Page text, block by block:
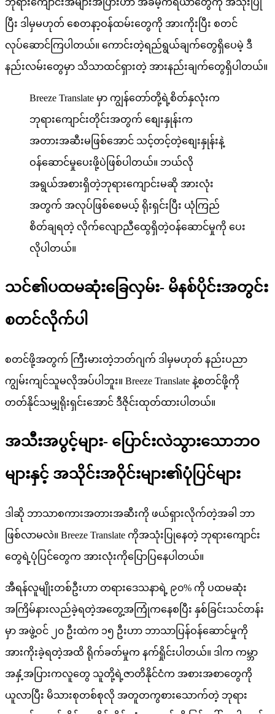
ပြီး ဒါမှမဟုတ် စေတနာ့ဝန်ထမ်းတွေကို အားကိုးပြီး စတင်
လုပ်ဆောင်ကြပါတယ်။ ကောင်းတဲ့ရည်ရွယ်ချက်တွေရှိပေမဲ့ ဒီ
နည်းလမ်းတွေမှာ သိသာထင်ရှားတဲ့ အားနည်းချက်တွေရှိပါတယ်။
Breeze Translate မှာ ကျွန်တော်တို့ရဲ့စိတ်နှလုံးက
ဘုရားကျောင်းတိုင်းအတွက် စျေးနှုန်းက
အတားအဆီးမဖြစ်အောင် သင့်တင့်တဲ့စျေးနှုန်းနဲ့
ဝန်ဆောင်မှုပေးဖို့ပဲဖြစ်ပါတယ်။ ဘယ်လို
အရွယ်အစားရှိတဲ့ဘုရားကျောင်းမဆို အားလုံး
အတွက် အလုပ်ဖြစ်စေမယ့် ရိုးရှင်းပြီး ယုံကြည်
စိတ်ချရတဲ့ လိုက်လျောညီထွေရှိတဲ့ဝန်ဆောင်မှုကို ပေး
လိုပါတယ်။
သင်၏ပထမဆုံးခြေလှမ်း- မိနစ်ပိုင်းအတွင်း
စတင်လိုက်ပါ
စတင်ဖို့အတွက် ကြီးမားတဲ့ဘတ်ဂျက် ဒါမှမဟုတ် နည်းပညာ
ကျွမ်းကျင်သူမလိုအပ်ပါဘူး။ Breeze Translate နဲ့စတင်ဖို့ကို
တတ်နိုင်သမျှရိုးရှင်းအောင် ဒီဇိုင်းထုတ်ထားပါတယ်။
အသီးအပွင့်များ- ပြောင်းလဲသွားသောဘဝ
များနှင့် အသိုင်းအဝိုင်းများ၏ပုံပြင်များ
ဒါဆို ဘာသာစကားအတားအဆီးကို ဖယ်ရှားလိုက်တဲ့အခါ ဘာ
ဖြစ်လာမလဲ။ Breeze Translate ကိုအသုံးပြုနေတဲ့ ဘုရားကျောင်း
တွေရဲ့ပုံပြင်တွေက အားလုံးကိုပြောပြနေပါတယ်။
အီရန်လူမျိုးတစ်ဦးဟာ တရားဒေသနာရဲ့ ၉၀% ကို ပထမဆုံး
အကြိမ်နားလည်ခဲ့ရတဲ့အတွေ့အကြုံကနေစပြီး နှစ်ခြင်းသင်တန်း
မှာ အဖွဲ့ဝင် ၂၀ ဦးထဲက ၁၅ ဦးဟာ ဘာသာပြန်ဝန်ဆောင်မှုကို
အားကိုးခဲ့ရတဲ့အထိ ရိုက်ခတ်မှုက နက်ရှိုင်းပါတယ်။ ဒါက ကမ္ဘာ
အနှံ့အပြားကလူတွေ သူတို့ရဲ့ဇာတိနိုင်ငံက အစားအစာတွေကို
ယူလာပြီး မိသားစုတစ်စုလို အတူတကွစားသောက်တဲ့ ဘုရား